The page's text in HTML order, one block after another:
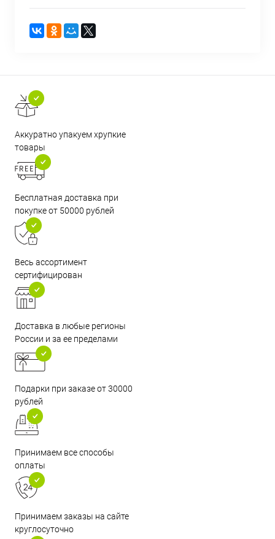
Аккуратно упакуем хрупкие
товары
Бесплатная доставка при
покупке от 50000 рублей
Весь ассортимент
сертифицирован
Доставка в любые регионы
России и за ее пределами
Подарки при заказе от 30000
рублей
Принимаем все способы
оплаты
Принимаем заказы на сайте
круглосуточно